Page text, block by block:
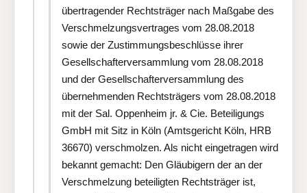
übertragender Rechtsträger nach Maßgabe des
Verschmelzungsvertrages vom 28.08.2018
sowie der Zustimmungsbeschlüsse ihrer
Gesellschafterversammlung vom 28.08.2018
und der Gesellschafterversammlung des
übernehmenden Rechtsträgers vom 28.08.2018
mit der Sal. Oppenheim jr. & Cie. Beteiligungs
GmbH mit Sitz in Köln (Amtsgericht Köln, HRB
36670) verschmolzen. Als nicht eingetragen wird
bekannt gemacht: Den Gläubigern der an der
Verschmelzung beteiligten Rechtsträger ist,